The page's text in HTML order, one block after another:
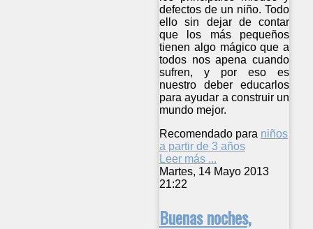
defectos de un niño. Todo
ello sin dejar de contar
que los más pequeños
tienen algo mágico que a
todos nos apena cuando
sufren, y por eso es
nuestro deber educarlos
para ayudar a construir un
mundo mejor.
Recomendado para niños
a partir de 3 años
Leer más ...
Martes, 14 Mayo 2013
21:22
Buenas noches,